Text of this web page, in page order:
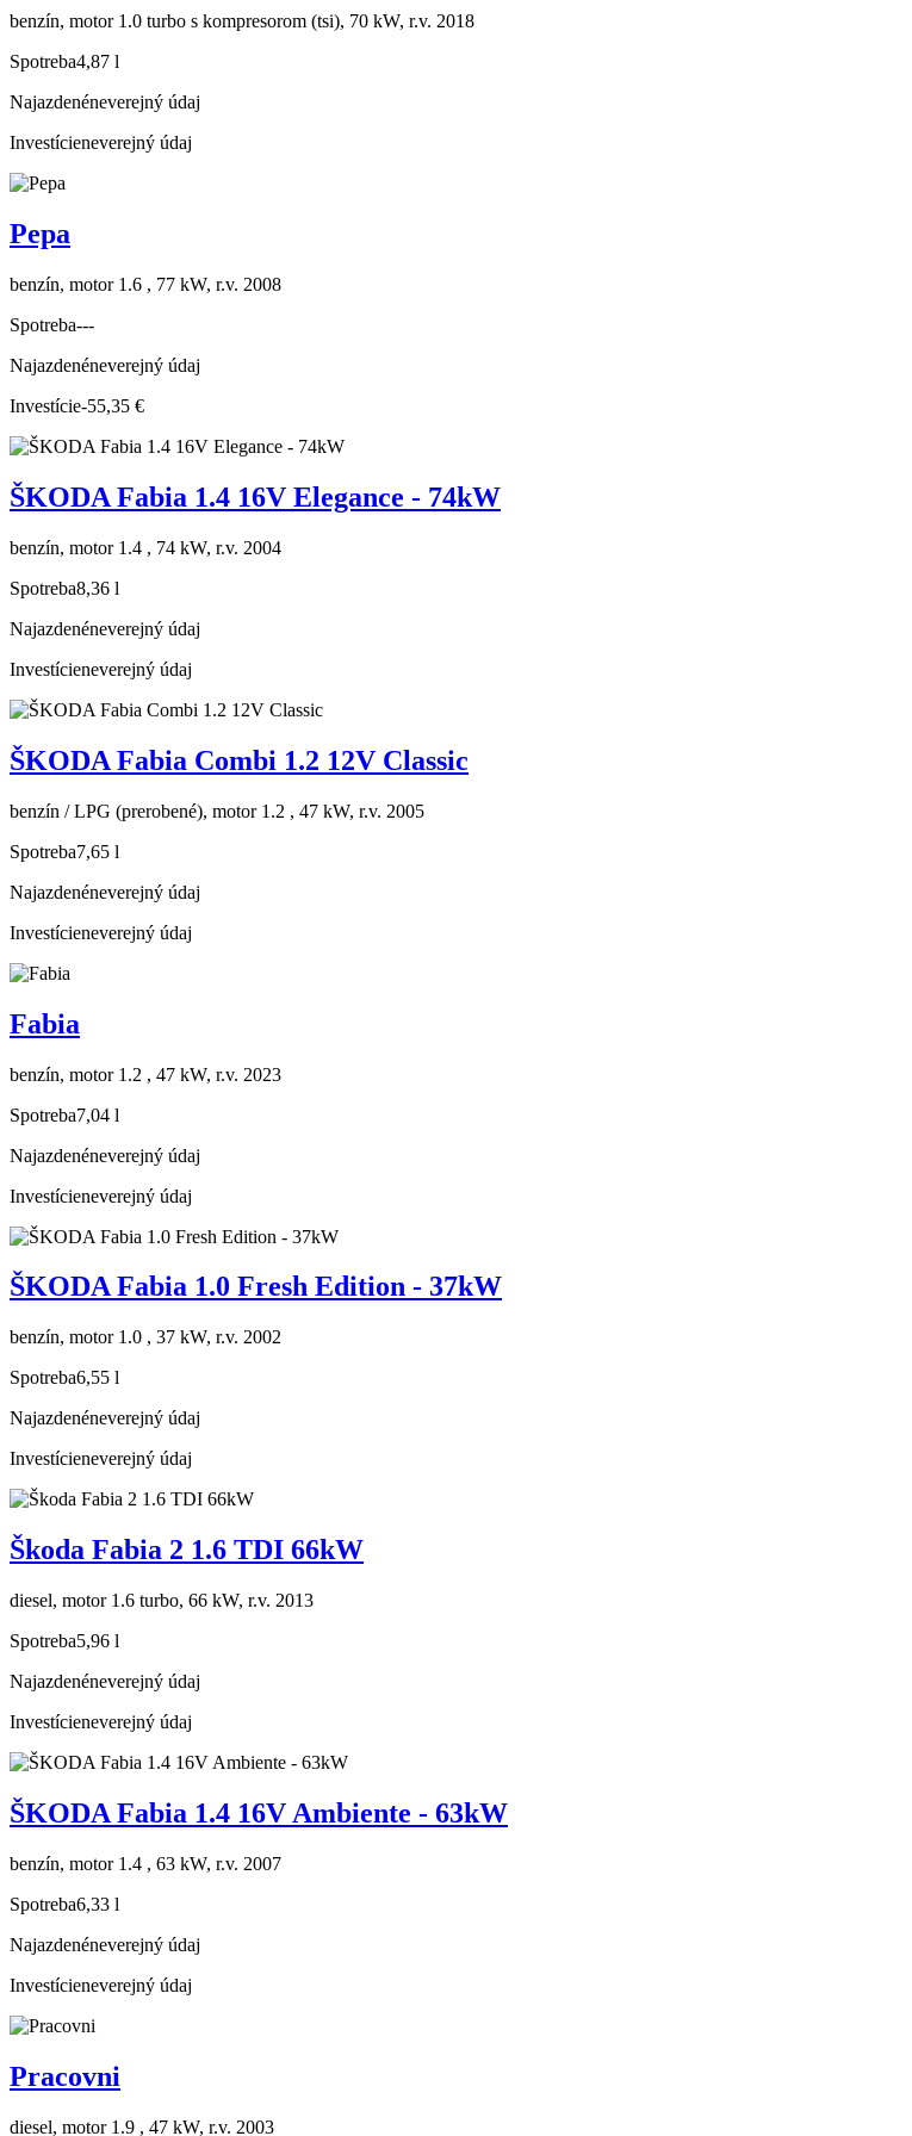
benzín, motor 1.0 turbo s kompresorom (tsi), 70 kW, r.v. 2018
Spotreba4,87 l
Najazdenéneverejný údaj
Investícieneverejný údaj
Pepa
benzín, motor 1.6 , 77 kW, r.v. 2008
Spotreba---
Najazdenéneverejný údaj
Investície-55,35 €
ŠKODA Fabia 1.4 16V Elegance - 74kW
benzín, motor 1.4 , 74 kW, r.v. 2004
Spotreba8,36 l
Najazdenéneverejný údaj
Investícieneverejný údaj
ŠKODA Fabia Combi 1.2 12V Classic
benzín / LPG (prerobené), motor 1.2 , 47 kW, r.v. 2005
Spotreba7,65 l
Najazdenéneverejný údaj
Investícieneverejný údaj
Fabia
benzín, motor 1.2 , 47 kW, r.v. 2023
Spotreba7,04 l
Najazdenéneverejný údaj
Investícieneverejný údaj
ŠKODA Fabia 1.0 Fresh Edition - 37kW
benzín, motor 1.0 , 37 kW, r.v. 2002
Spotreba6,55 l
Najazdenéneverejný údaj
Investícieneverejný údaj
Škoda Fabia 2 1.6 TDI 66kW
diesel, motor 1.6 turbo, 66 kW, r.v. 2013
Spotreba5,96 l
Najazdenéneverejný údaj
Investícieneverejný údaj
ŠKODA Fabia 1.4 16V Ambiente - 63kW
benzín, motor 1.4 , 63 kW, r.v. 2007
Spotreba6,33 l
Najazdenéneverejný údaj
Investícieneverejný údaj
Pracovni
diesel, motor 1.9 , 47 kW, r.v. 2003